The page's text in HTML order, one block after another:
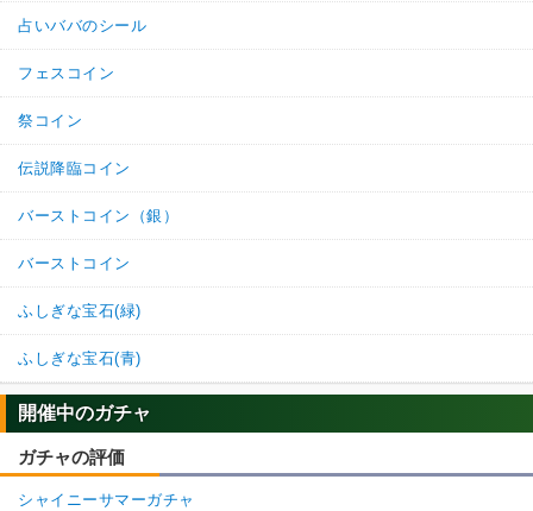
占いババのシール
フェスコイン
祭コイン
伝説降臨コイン
バーストコイン（銀）
バーストコイン
ふしぎな宝石(緑)
ふしぎな宝石(青)
開催中のガチャ
ガチャの評価
シャイニーサマーガチャ